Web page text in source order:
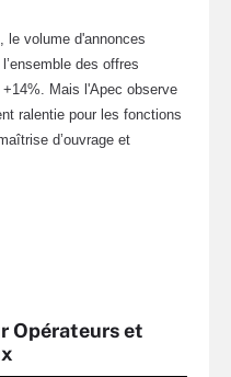
le volume d'annonces
des offres
Mais l'Apec observe
ralentie pour les fonctions
d’ouvrage et
Opérateurs et